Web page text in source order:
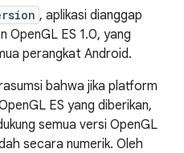
, aplikasi dianggap
OpenGL ES 1.0, yang
perangkat Android.
bahwa jika platform
ES yang diberikan,
semua versi OpenGL
secara numerik. Oleh